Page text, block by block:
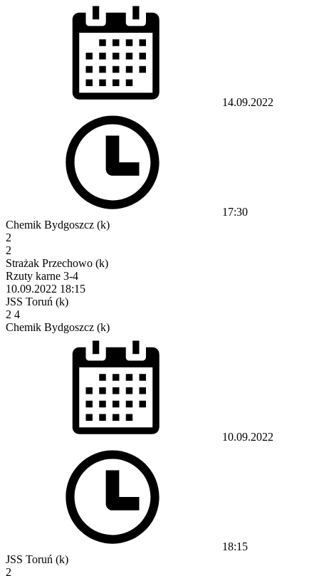
14.09.2022
17:30
Chemik Bydgoszcz (k)
2
2
Strażak Przechowo (k)
Rzuty karne 3-4
10.09.2022 18:15
JSS Toruń (k)
2 4
Chemik Bydgoszcz (k)
10.09.2022
18:15
JSS Toruń (k)
2